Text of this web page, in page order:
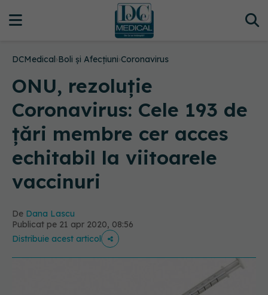
DCMedical›Boli și Afecțiuni›Coronavirus
ONU, rezoluție
Coronavirus: Cele 193 de
țări membre cer acces
echitabil la viitoarele
vaccinuri
De Dana Lascu
Publicat pe 21 apr 2020, 08:56
Distribuie acest articol